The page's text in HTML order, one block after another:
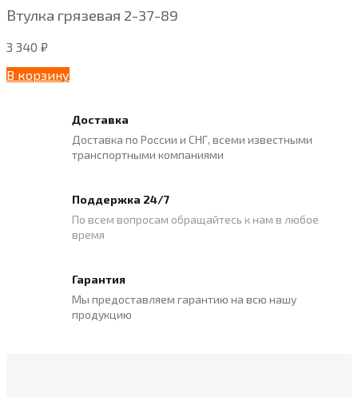
Втулка грязевая 2-37-89
3 340 ₽
В корзину
Доставка
Доставка по России и СНГ, всеми известными
транспортными компаниями
Поддержка 24/7
По всем вопросам обращайтесь к нам в любое
время
Гарантия
Мы предоставляем гарантию на всю нашу
продукцию